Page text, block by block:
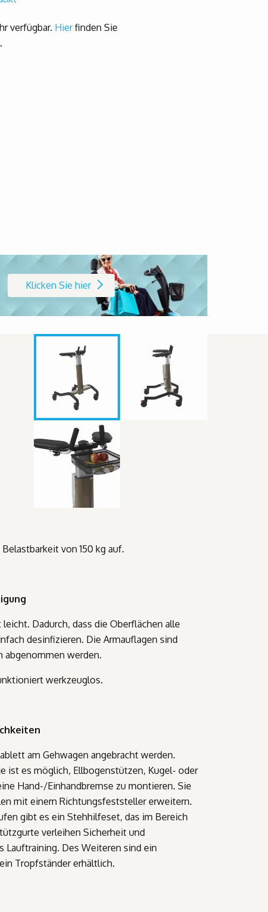
verfügbar. Hierfinden Sie
Klicken Sie hier
von 150 kg auf.
Dadurch, dass die Oberflächen alle
desinfizieren. Die Armauflagen sind
abgenommen werden.
werkzeuglos.
am Gehwagen angebracht werden.
ist es möglich, Ellbogenstützen, Kugel- oder
Hand-/Einhandbremse zu montieren. Sie
mit einem Richtungsfeststeller erweitern.
gibt es ein Stehhilfeset, das im Bereich
verleihen Sicherheit und
Lauftraining. Des Weiteren sind ein
Tropfständer erhältlich.